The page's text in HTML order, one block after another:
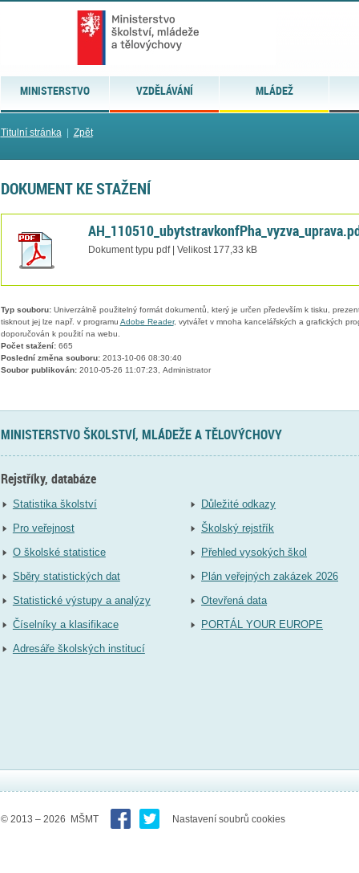
MINISTERSTVO VZDĚLÁVÁNÍ MLÁDEŽ
Titulní stránka| Zpět
DOKUMENT KE STAŽENÍ
Dokument typu pdf | Velikost 177,33 kB
Typ souboru:Univerzálně použitelný formát dokumentů, který je určen především k tisku,
tisknout jej lze např. v programu Adobe Reader, vytvářet v mnoha kancelářských a grafických
doporučován k použití na webu.
Počet stažení:665
Poslední změna souboru:2013-10-06 08:30:40
Soubor publikován:2010-05-26 11:07:23, Administrator
MINISTERSTVO ŠKOLSTVÍ, MLÁDEŽE A TĚLOVÝCHOVY
Rejstříky, databáze
Statistika školství
Pro veřejnost
O školské statistice
Sběry statistických dat
Statistické výstupy a analýzy
Číselníky a klasifikace
Adresáře školských institucí
Důležité odkazy
Školský rejstřík
Přehled vysokých škol
Plán veřejných zakázek 2026
Otevřená data
PORTÁL YOUR EUROPE
© 2013 – 2026 MŠMT Nastavení soubrů cookies